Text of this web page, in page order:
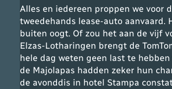
Alles en iedereen proppen we voor
tweedehands lease-auto
buiten oogt. Of zou het aan de vijf
Elzas-Lotharingen brengt de
hele dag weten geen last te
de Majolapas hadden zeker hun
de avonddis in hotel Stampa